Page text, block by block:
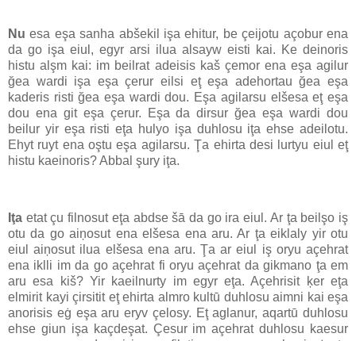
Nu esa eşa sanha abšekil işa ehitur, be çeijotu açobur ena
da go işa eiul, egyr arsi ilua alsayw eisti kai. Ke deinoris
histu alşm kai: im beilrat adeisis kaš çemor ena eşa agilur
ğea wardi işa eşa çerur eilsi eţ eşa adehortau ğea eşa
kaderis risti ğea eşa wardi dou. Eşa agilarsu elšesa eţ eşa
dou ena git eşa çerur. Eşa da dirsur ğea eşa wardi dou
beilur yir eşa risti eţa hulyo işa duhlosu iţa ehse adeilotu.
Ehyt ruyt ena oştu eşa agilarsu. Ţa ehirta desi lurtyu eiul eţ
histu kaeinoris? Abbal şury iţa.
Iţa etat çu filnosut eţa abdse šā da go ira eiul. Ar ţa beilşo iş
otu da go aiņosut ena elšesa ena aru. Ar ţa eiklaly yir otu
eiul aiņosut ilua elšesa ena aru. Ţa ar eiul iş oryu açehrat
ena iklli im da go açehrat fi oryu açehrat da gikmano ţa em
aru esa kiš? Yir kaeilnurty im egyr eţa. Açehrisit ķer eţa
elmirit kayi çirsitit eţ ehirta almro kultū duhlosu aimni kai eşa
anorisis eġ eşa aru eryv çelosy. Eţ aglanur, aqartū duhlosu
ehse giun işa kaçdeşat. Çesur im açehrat duhlosu kaesur